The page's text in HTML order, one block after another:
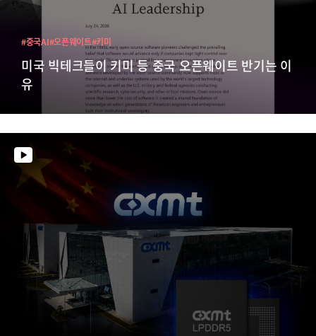
미국 빅테크들이 키미 등 중국 오픈웨이트 반기는 이
유
#중국AI#오픈웨이트#키미